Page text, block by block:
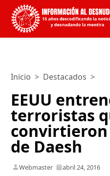
Inicio > Destacados >
EEUU
terroristas
de Daesh
Webmaster abril 24, 2016